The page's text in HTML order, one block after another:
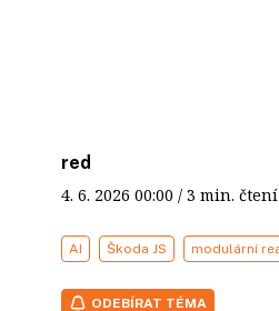
red
4. 6. 2026 00:00 / 3 min.
AI Škoda JS modulární
ODEBÍRAT TÉMA